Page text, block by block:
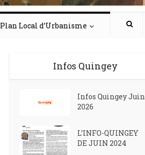
Plan Local d’Urbanisme
Infos Quingey
Infos Quingey Juin
2026
L’INFO-QUINGEY
DE JUIN 2024